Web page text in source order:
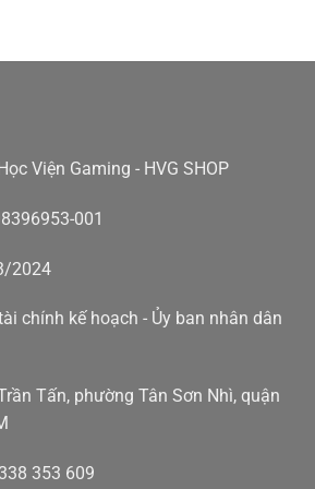
Viện Gaming - HVG SHOP
001
2024
chính kế hoạch - Ủy ban nhân dân
Tấn, phường Tân Sơn Nhì, quận
353 609